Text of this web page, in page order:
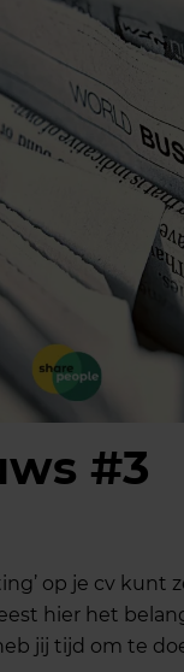
#3
op je cv
hier het
jij tijd om te